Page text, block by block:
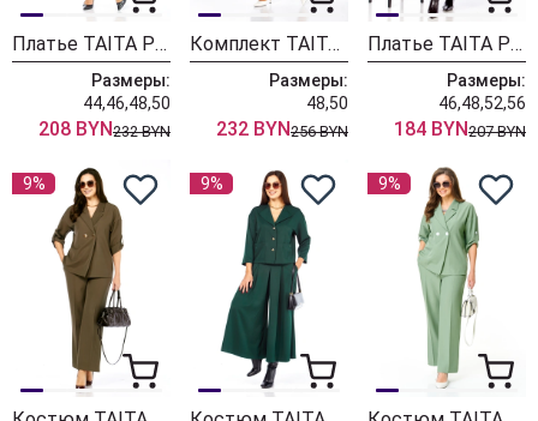
Платье TAITA PLUS 2601 мята
Размеры:
44,46,48,50
208 BYN232 BYN
Комплект TAITA PLUS 2329/20 бирюза
Размеры:
48,50
232 BYN256 BYN
Платье TAITA PLUS 2524/3 бутылочный
Размеры:
46,48,52,56
184 BYN207 BYN
9% 9% 9%